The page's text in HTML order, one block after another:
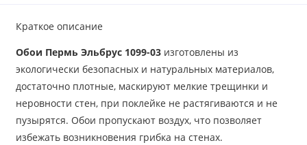
Краткое описание
Обои Пермь Эльбрус 1099-03изготовлены из
экологически безопасных и натуральных материалов,
достаточно плотные, маскируют мелкие трещинки и
неровности стен, при поклейке не растягиваются и не
пузырятся. Обои пропускают воздух, что позволяет
избежать возникновения грибка на стенах.